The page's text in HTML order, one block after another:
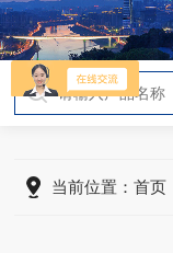
当前位置：首页